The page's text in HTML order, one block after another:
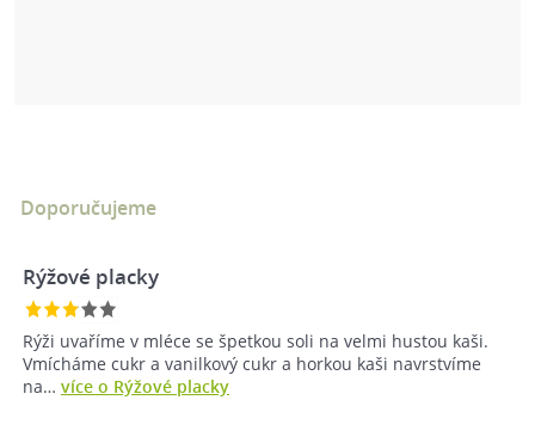
Doporučujeme
Rýžové placky
Rýži uvaříme v mléce se špetkou soli na velmi hustou kaši.
Vmícháme cukr a vanilkový cukr a horkou kaši navrstvíme
na… více o Rýžové placky